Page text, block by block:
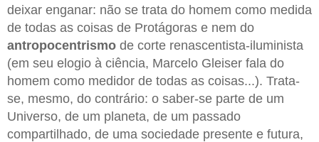
deixar enganar: não se trata do homem como medida
de todas as coisas de Protágoras e nem do
antropocentrismo de corte renascentista-iluminista
(em seu elogio à ciência, Marcelo Gleiser fala do
homem como medidor de todas as coisas...). Trata-
se, mesmo, do contrário: o saber-se parte de um
Universo, de um planeta, de um passado
compartilhado, de uma sociedade presente e futura,